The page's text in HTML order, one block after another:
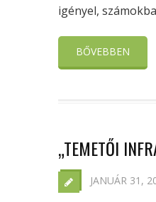
igényel,
BŐVEBBEN
„TEMETŐI
JANUÁR 31,